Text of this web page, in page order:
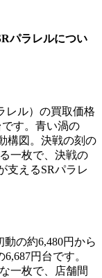
パラレルについ
レル）の買取価格
です。青い渦の
構図。決戦の刻の
一枚で、決戦の
支えるSRパラレ
の約6,480円から
円台です。
一枚で、店舗間